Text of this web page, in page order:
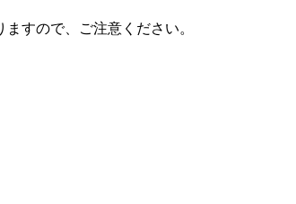
すので、ご注意ください。